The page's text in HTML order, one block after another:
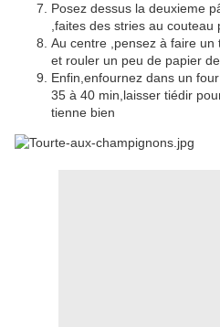
Posez dessus la deuxieme
,faites des stries au
Au centre ,pensez à faire
et rouler un peu de papier
Enfin,enfournez dans un
35 à 40 min,laisser tiédir
tienne bien